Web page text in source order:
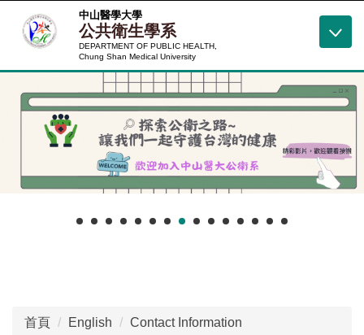
要
中山醫學大學
公共衛生學系
DEPARTMENT OF PUBLIC HEALTH,
Chung Shan Medical University
首頁 English Contact Information